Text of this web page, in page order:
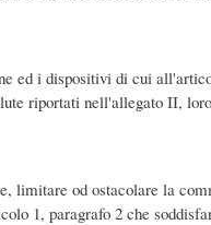
ed i dispositivi di cui
riportati nell'allegato II,
limitare od ostacolare la
1, paragrafo 2 che